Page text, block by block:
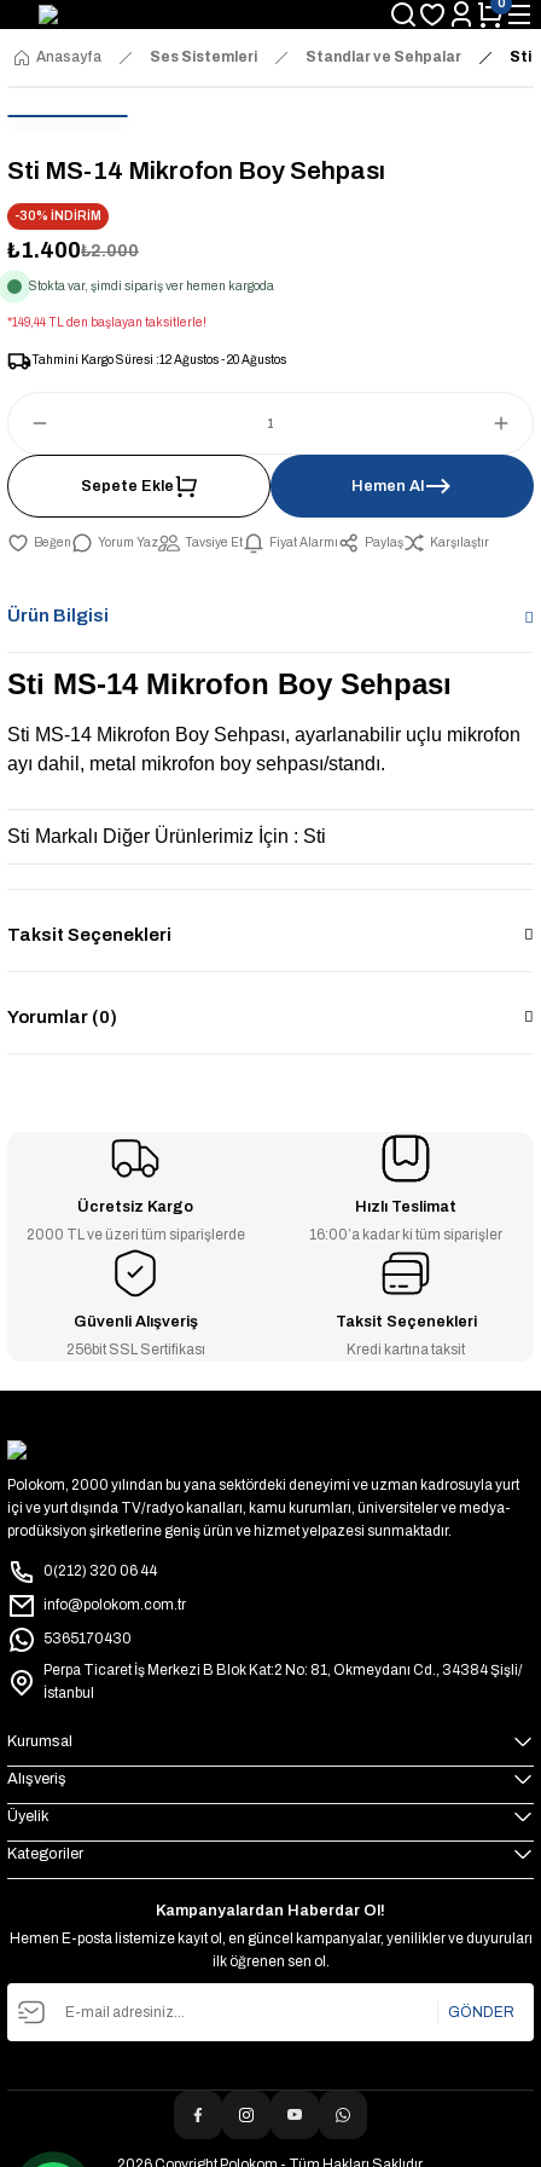
0
Anasayfa Ses Sistemleri Standlar ve Sehpalar Sti
Sti MS-14 Mikrofon Boy Sehpası
-30% İNDİRİM
₺1.400₺2.000
Stokta var, şimdi sipariş ver hemen kargoda
*149,44 TL den başlayan taksitlerle!
Tahmini Kargo Süresi :12 Ağustos - 20 Ağustos
Sepete Ekle Hemen Al
Yorum Yaz Tavsiye Et Fiyat Alarmı Paylaş Karşılaştır
Ürün Bilgisi
Sti MS-14 Mikrofon Boy Sehpası
Sti MS-14 Mikrofon Boy Sehpası, ayarlanabilir uçlu mikrofon
ayı dahil, metal mikrofon boy sehpası/standı.
Sti Markalı Diğer Ürünlerimiz İçin : Sti
Taksit Seçenekleri
Yorumlar (0)
Ücretsiz Kargo
2000 TL ve üzeri tüm siparişlerde
Hızlı Teslimat
16:00’a kadar ki tüm siparişler
Güvenli Alışveriş
256bit SSL Sertifikası
Taksit Seçenekleri
Kredi kartına taksit
Polokom, 2000 yılından bu yana sektördeki deneyimi ve uzman kadrosuyla yurt
içi ve yurt dışında TV/radyo kanalları, kamu kurumları, üniversiteler ve medya-
prodüksiyon şirketlerine geniş ürün ve hizmet yelpazesi sunmaktadır.
0(212) 320 06 44
info@polokom.com.tr
5365170430
Perpa Ticaret İş Merkezi B Blok Kat:2 No: 81, Okmeydanı Cd., 34384 Şişli/
İstanbul
Kurumsal
Alışveriş
Üyelik
Kategoriler
Kampanyalardan Haberdar Ol!
Hemen E-posta listemize kayıt ol, en güncel kampanyalar, yenilikler ve duyuruları
ilk öğrenen sen ol.
GÖNDER